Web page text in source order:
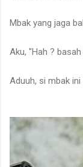
Mbak yang jaga
Aku, "Hah ?
Aduuh, si mbak ini